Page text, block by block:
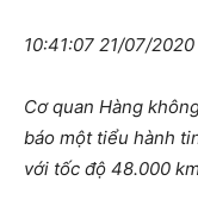
10:41:07 21/07/2020
Cơ quan Hàng
báo một tiểu hành
với tốc độ 48.000